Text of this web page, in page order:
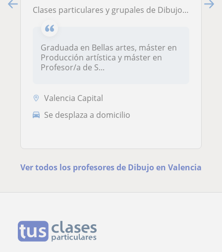
Clases particulares y grupales de Dibujo Artístico
Graduada en Bellas artes, máster en
Producción artística y máster en
Profesor/a de S...
Valencia Capital
Se desplaza a domicilio
Ver todos los profesores de Dibujo en Valencia